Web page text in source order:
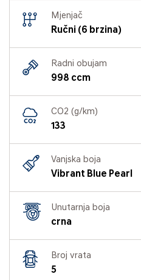
Mjenjač
Ručni (6 brzina)
Radni obujam
998 ccm
CO2 (g/km)
133
Vanjska boja
Vibrant Blue Pearl
Unutarnja boja
crna
Broj vrata
5